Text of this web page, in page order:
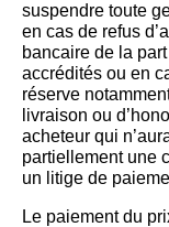
suspendre toute
en cas de refus
bancaire de la
accrédités ou en
réserve
livraison ou
acheteur qui
partiellement une
un litige de
Le paiement du